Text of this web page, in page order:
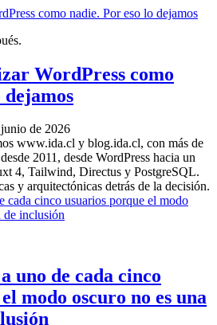
WordPress como
dejamos
de 2026
www.ida.cl y blog.ida.cl, con más de
2011, desde WordPress hacia un
4, Tailwind, Directus y PostgreSQL.
y arquitectónicas detrás de la decisión.
uno de cada cinco
modo oscuro no es una